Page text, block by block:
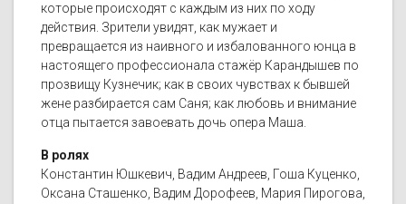
которые происходят с каждым из них по ходу
действия. Зрители увидят, как мужает и
превращается из наивного и избалованного юнца в
настоящего профессионала стажёр Карандышев по
прозвищу Кузнечик; как в своих чувствах к бывшей
жене разбирается сам Саня; как любовь и внимание
отца пытается завоевать дочь опера Маша.
В ролях
Константин Юшкевич, Вадим Андреев, Гоша Куценко,
Оксана Сташенко, Вадим Дорофеев, Мария Пирогова,